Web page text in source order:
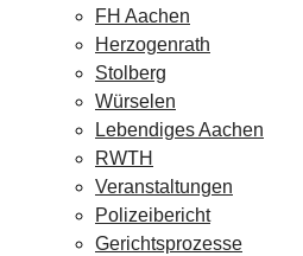
FH Aachen
Herzogenrath
Stolberg
Würselen
Lebendiges Aachen
RWTH
Veranstaltungen
Polizeibericht
Gerichtsprozesse